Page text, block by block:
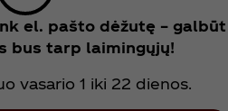
el. pašto dėžutę – galbūt
bus tarp laimingųjų!
vasario 1 iki 22 dienos.